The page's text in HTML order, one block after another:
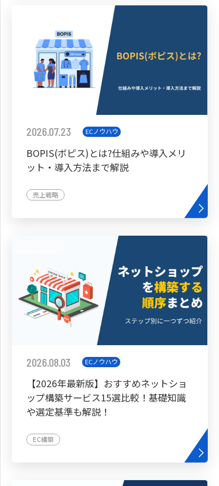
2026.07.23 ECノウハウ
BOPIS(ボピス)とは?仕組みや導入メリ
ット・導入方法まで解説
売上戦略
2026.08.03 ECノウハウ
【2026年最新版】おすすめネットショ
ップ構築サービス15選比較！基礎知識
や選定基準も解説！
EC構築